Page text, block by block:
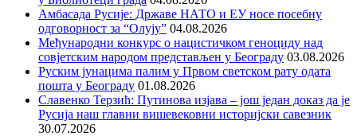
Амбасада Русије: Државе НАТО и ЕУ носе посебну
одговорност за “Олују” 04.08.2026
Међународни конкурс о нацистичком геноциду над
совјетским народом представљен у Београду 03.08.2026
Руским јунацима палим у Првом светском рату одата
пошта у Београду 01.08.2026
Славенко Терзић: Путинова изјава – још један доказ да је
Русија наш главни вишевековни историјски савезник
30.07.2026